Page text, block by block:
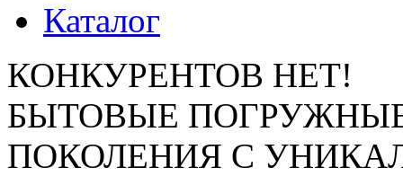
Каталог
КОНКУРЕНТОВ НЕТ!
БЫТОВЫЕ
ПОКОЛЕНИЯ С